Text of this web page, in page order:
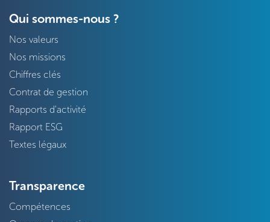
Qui sommes-nous ?
Nos valeurs
Nos missions
Chiffres clés
Contrat de gestion
Rapports d'activité
Rapport ESG
Textes légaux
Transparence
Compétences